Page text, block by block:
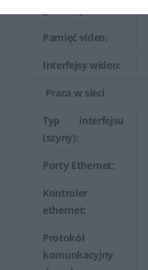
Pamięć video:
Interfejsy wideo:
Praca w sieci
Typ interfejsu
(szyny):
Porty Ethernet:
Kontroler
ethernet:
Protokół
komunkacyjny